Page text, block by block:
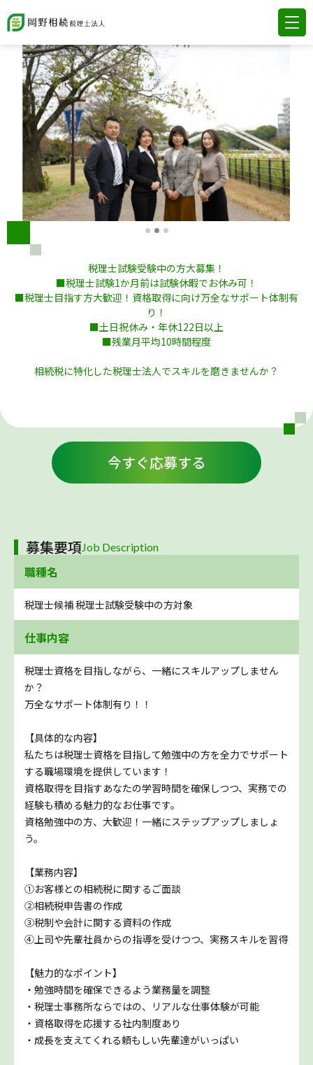
税理士試験受験中の方大募集！
■税理士試験1か月前は試験休暇でお休み可！
■税理士目指す方大歓迎！資格取得に向け万全なサポート体制有
り！
■土日祝休み・年休122日以上
■残業月平均10時間程度
相続税に特化した税理士法人でスキルを磨きませんか？
今すぐ応募する
募集要項Job Description
職種名
税理士候補 税理士試験受験中の方対象
仕事内容
税理士資格を目指しながら、一緒にスキルアップしません
か？
万全なサポート体制有り！！
【具体的な内容】
私たちは税理士資格を目指して勉強中の方を全力でサポート
する職場環境を提供しています！
資格取得を目指すあなたの学習時間を確保しつつ、実務での
経験も積める魅力的なお仕事です。
資格勉強中の方、大歓迎！一緒にステップアップしましょ
う。
【業務内容】
①お客様との相続税に関するご面談
②相続税申告書の作成
③税制や会計に関する資料の作成
④上司や先輩社員からの指導を受けつつ、実務スキルを習得
【魅力的なポイント】
・勉強時間を確保できるよう業務量を調整
・税理士事務所ならではの、リアルな仕事体験が可能
・資格取得を応援する社内制度あり
・成長を支えてくれる頼もしい先輩達がいっぱい